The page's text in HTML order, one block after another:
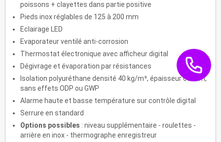
poissons + clayettes dans partie positive
Pieds inox réglables de 125 à 200 mm
Eclairage LED
Evaporateur ventilé anti-corrosion
Thermostat électronique avec afficheur digital
Dégivrage et évaporation par résistances
Isolation polyuréthane densité 40 kg/m³, épaisseur 60 mm,
sans effets ODP ou GWP
Alarme haute et basse température sur contrôle digital
Serrure en standard
Options possibles : niveau supplémentaire - roulettes -
arrière en inox - thermographe enregistreur